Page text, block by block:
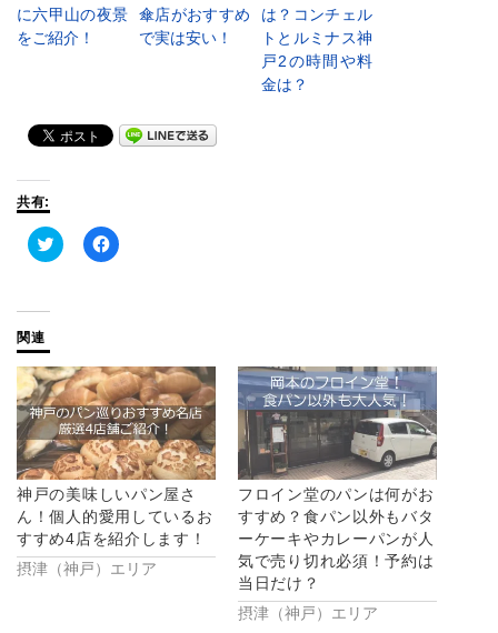
に六甲山の夜景
をご紹介！
傘店がおすすめ
で実は安い！
は？コンチェル
トとルミナス神
戸2の時間や料
金は？
共有:
ク
リ
有
(新
し
い
ウ
ィ
ン
ド
ウ
で
開
き
ま
す)
Facebook
で
リ
ッ
ク
し
て
く
だ
さ
い
(新
し
い
ウ
ィ
ン
関連
神戸の美味しいパン屋さ
ん！個人的愛用しているお
すすめ4店を紹介します！
摂津（神戸）エリア
フロイン堂のパンは何がお
すすめ？食パン以外もバタ
ーケーキやカレーパンが人
気で売り切れ必須！予約は
当日だけ？
摂津（神戸）エリア